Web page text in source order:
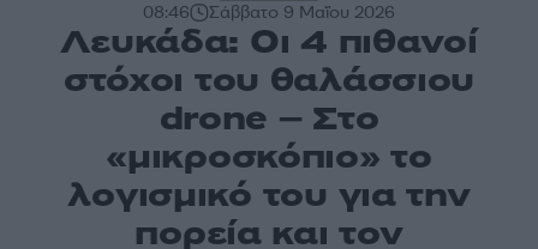
08:46 Σάββατο 9 Μαΐου 2026
Λευκάδα: Οι 4 πιθανοί
στόχοι του θαλάσσιου
drone – Στο
«μικροσκόπιο» το
λογισμικό του για την
πορεία και τον